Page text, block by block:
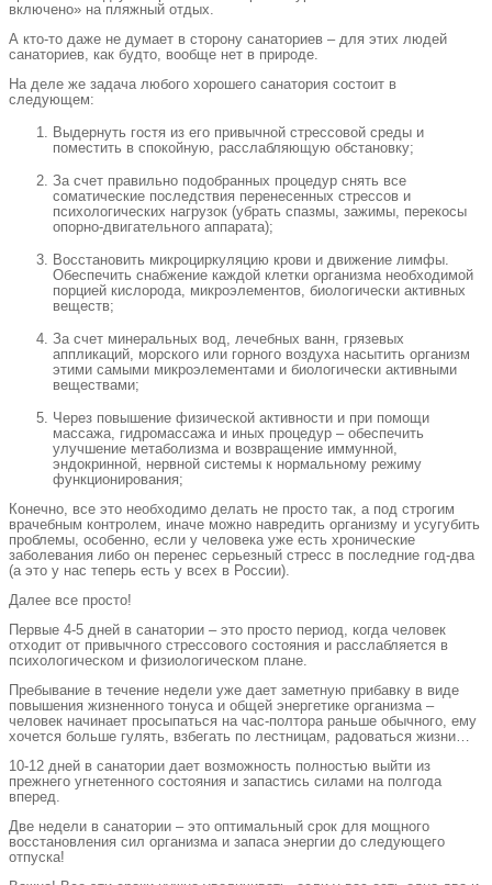
включено» на пляжный отдых.
А кто-то даже не думает в сторону санаториев – для этих людей
санаториев, как будто, вообще нет в природе.
На деле же задача любого хорошего санатория состоит в
следующем:
Выдернуть гостя из его привычной стрессовой среды и
поместить в спокойную, расслабляющую обстановку;
За счет правильно подобранных процедур снять все
соматические последствия перенесенных стрессов и
психологических нагрузок (убрать спазмы, зажимы, перекосы
опорно-двигательного аппарата);
Восстановить микроциркуляцию крови и движение лимфы.
Обеспечить снабжение каждой клетки организма необходимой
порцией кислорода, микроэлементов, биологически активных
веществ;
За счет минеральных вод, лечебных ванн, грязевых
аппликаций, морского или горного воздуха насытить организм
этими самыми микроэлементами и биологически активными
веществами;
Через повышение физической активности и при помощи
массажа, гидромассажа и иных процедур – обеспечить
улучшение метаболизма и возвращение иммунной,
эндокринной, нервной системы к нормальному режиму
функционирования;
Конечно, все это необходимо делать не просто так, а под строгим
врачебным контролем, иначе можно навредить организму и усугубить
проблемы, особенно, если у человека уже есть хронические
заболевания либо он перенес серьезный стресс в последние год-два
(а это у нас теперь есть у всех в России).
Далее все просто!
Первые 4-5 дней в санатории – это просто период, когда человек
отходит от привычного стрессового состояния и расслабляется в
психологическом и физиологическом плане.
Пребывание в течение недели уже дает заметную прибавку в виде
повышения жизненного тонуса и общей энергетике организма –
человек начинает просыпаться на час-полтора раньше обычного, ему
хочется больше гулять, взбегать по лестницам, радоваться жизни…
10-12 дней в санатории дает возможность полностью выйти из
прежнего угнетенного состояния и запастись силами на полгода
вперед.
Две недели в санатории – это оптимальный срок для мощного
восстановления сил организма и запаса энергии до следующего
отпуска!